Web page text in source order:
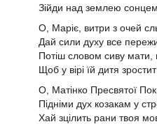
Зійди над землею
О, Маріє, витри з очей
Дай сили духу все
Потіш словом сиву мати,
Щоб у вірі їй дитя
О, Матінко Пресвятої
Підніми дух козакам у
Хай зцілить рани твоя